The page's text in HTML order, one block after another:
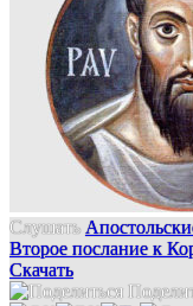
Слушать
Второе послание к
Скачать